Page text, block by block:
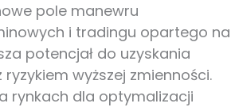
pole manewru
i tradingu opartego na
potencjał do uzyskania
wyższej zmienności.
rynkach dla optymalizacji